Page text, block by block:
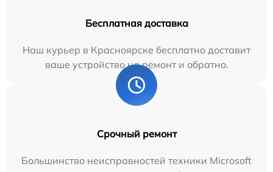
Бесплатная доставка
Наш курьер в Красноярске бесплатно доставит
ваше устройство на ремонт и обратно.
Срочный ремонт
Большинство неисправностей техники Microsoft